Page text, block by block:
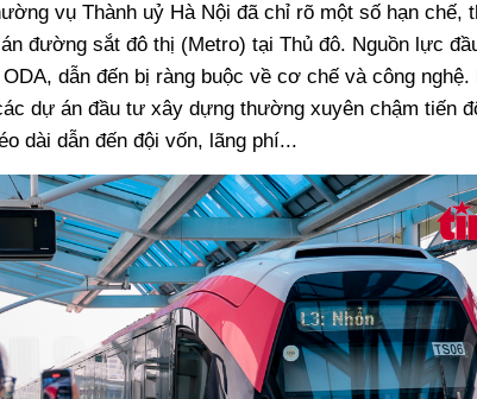
vụ Thành uỷ Hà Nội đã chỉ rõ một số hạn chế,
đường sắt đô thị (Metro) tại Thủ đô. Nguồn lực
dẫn đến bị ràng buộc về cơ chế và công nghệ.
dự án đầu tư xây dựng thường xuyên chậm tiến
dài dẫn đến đội vốn, lãng phí...